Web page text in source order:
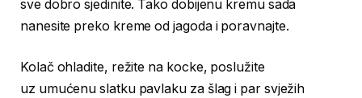
sve dobro sjedinite. Tako dobijenu kremu sada
nanesite preko kreme od jagoda i poravnajte.
Kolač ohladite, režite na kocke, poslužite
uz umućenu slatku pavlaku za šlag i par svježih